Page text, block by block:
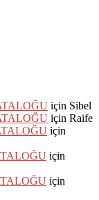
için Sibel
için Raife
için
için
için